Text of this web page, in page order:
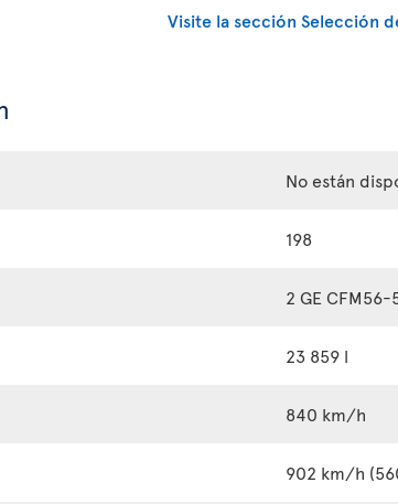
Visite la sección Selección
No están
198
2 GE CFM56-
23 859 l
840 km/h
902 km/h